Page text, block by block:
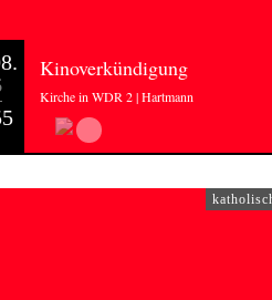
Kinoverkündigung
Kirche in WDR 2 | Hartmann